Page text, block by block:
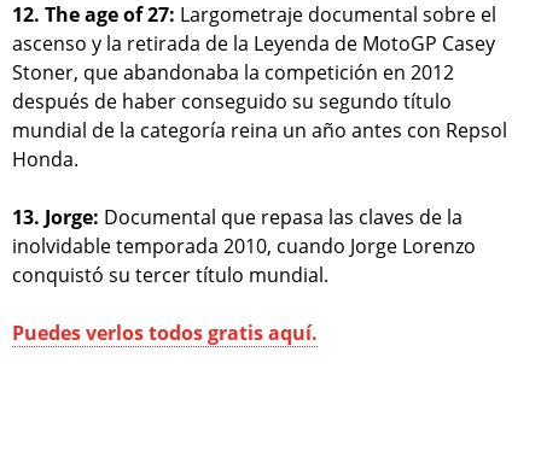
12. The age of 27: Largometraje documental sobre el
ascenso y la retirada de la Leyenda de MotoGP Casey
Stoner, que abandonaba la competición en 2012
después de haber conseguido su segundo título
mundial de la categoría reina un año antes con Repsol
Honda.
13. Jorge: Documental que repasa las claves de la
inolvidable temporada 2010, cuando Jorge Lorenzo
conquistó su tercer título mundial.
Puedes verlos todos gratis aquí.